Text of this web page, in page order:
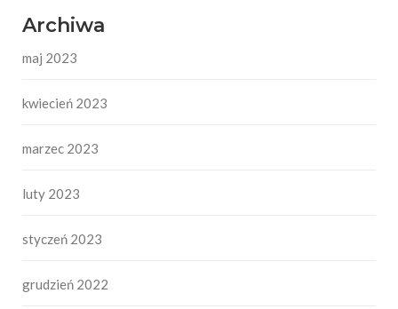
Archiwa
maj 2023
kwiecień 2023
marzec 2023
luty 2023
styczeń 2023
grudzień 2022